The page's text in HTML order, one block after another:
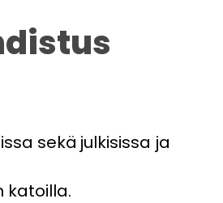
sekä julkisissa ja
katoilla.